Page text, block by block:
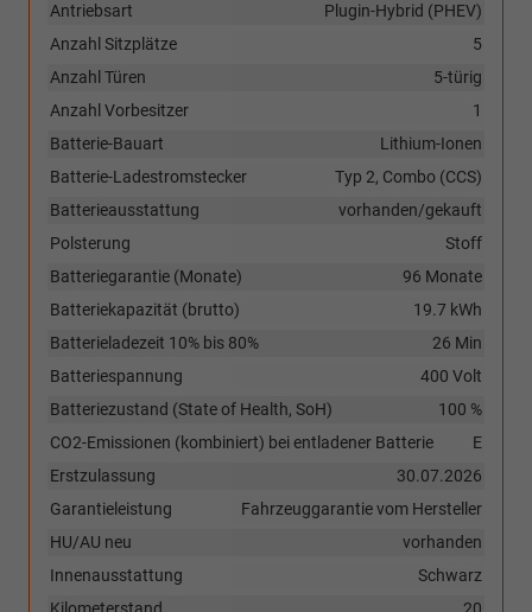
Plugin-Hybrid (PHEV)
Antriebsart
5
Anzahl Sitzplätze
5-türig
Anzahl Türen
1
Anzahl Vorbesitzer
Lithium-Ionen
Batterie-Bauart
Typ 2, Combo (CCS)
Batterie-Ladestromstecker
vorhanden/gekauft
Batterieausstattung
Stoff
Polsterung
96 Monate
Batteriegarantie (Monate)
19.7 kWh
Batteriekapazität (brutto)
26 Min
Batterieladezeit 10% bis 80%
400 Volt
Batteriespannung
100 %
Batteriezustand (State of Health, SoH)
E
CO2-Emissionen (kombiniert) bei entladener Batterie
30.07.2026
Erstzulassung
Fahrzeuggarantie vom Hersteller
Garantieleistung
vorhanden
HU/AU neu
Schwarz
Innenausstattung